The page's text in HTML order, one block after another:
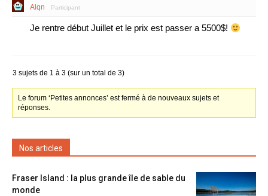
Alqn Participant
Je rentre début Juillet et le prix est passer a 5500$!
3 sujets de 1 à 3 (sur un total de 3)
Le forum ‘Petites annonces’ est fermé à de nouveaux sujets et
réponses.
Nos articles
Fraser Island : la plus grande île de sable du
monde